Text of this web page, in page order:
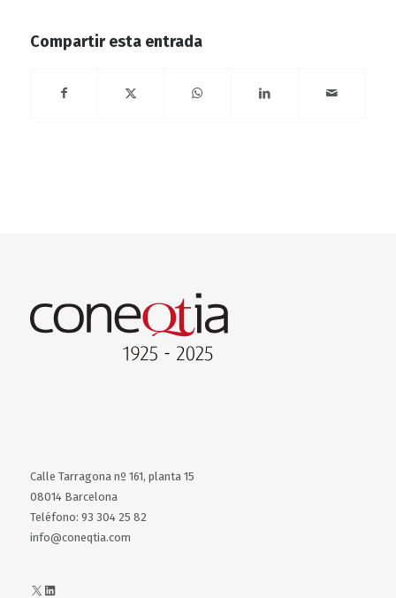
Compartir esta entrada
Calle Tarragona nº 161, planta 15
08014 Barcelona
Teléfono: 93 304 25 82
info@coneqtia.com
X LinkedIn